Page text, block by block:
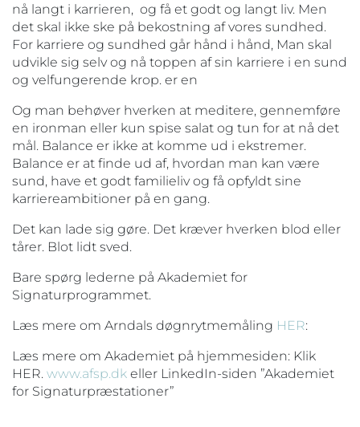
nå langt i karrieren, og få et godt og langt liv. Men
det skal ikke ske på bekostning af vores sundhed.
For karriere og sundhed går hånd i hånd, Man skal
udvikle sig selv og nå toppen af sin karriere i en sund
og velfungerende krop. er en
Og man behøver hverken at meditere, gennemføre
en ironman eller kun spise salat og tun for at nå det
mål. Balance er ikke at komme ud i ekstremer.
Balance er at finde ud af, hvordan man kan være
sund, have et godt familieliv og få opfyldt sine
karriereambitioner på en gang.
Det kan lade sig gøre. Det kræver hverken blod eller
tårer. Blot lidt sved.
Bare spørg lederne på Akademiet for
Signaturprogrammet.
Læs mere om Arndals døgnrytmemåling HER:
Læs mere om Akademiet på hjemmesiden: Klik
HER. www.afsp.dk eller LinkedIn-siden ”Akademiet
for Signaturpræstationer”